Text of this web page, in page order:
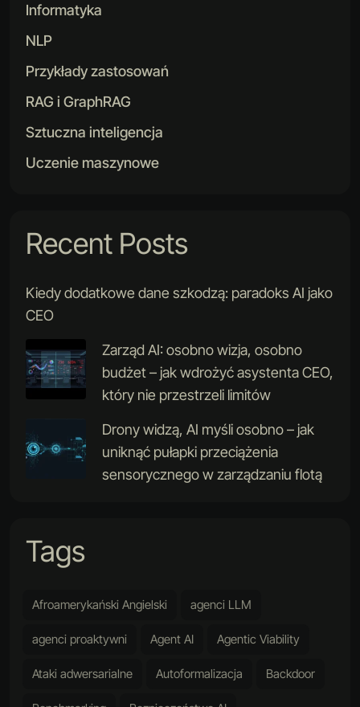
Informatyka
NLP
Przykłady zastosowań
RAG i GraphRAG
Sztuczna inteligencja
Uczenie maszynowe
Recent Posts
Kiedy dodatkowe dane szkodzą: paradoks AI jako
CEO
Zarząd AI: osobno wizja, osobno
budżet – jak wdrożyć asystenta CEO,
który nie przestrzeli limitów
Drony widzą, AI myśli osobno – jak
uniknąć pułapki przeciążenia
sensorycznego w zarządzaniu flotą
Tags
Afroamerykański Angielski agenci LLM
agenci proaktywni Agent AI Agentic Viability
Ataki adwersarialne Autoformalizacja Backdoor